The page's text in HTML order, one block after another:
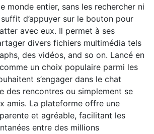
monde entier, sans les rechercher ni
d’appuyer sur le bouton pour
avec eux. Il permet à ses
divers fichiers multimédia tels
des vidéos, and so on. Lancé en
comme un choix populaire parmi les
s’engager dans le chat
des rencontres ou simplement se
amis. La plateforme offre une
et agréable, facilitant les
entre des millions